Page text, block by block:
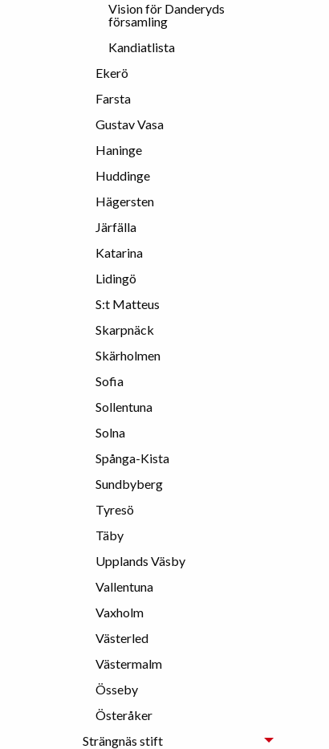
Vision för Danderyds
församling
Kandiatlista
Ekerö
Farsta
Gustav Vasa
Haninge
Huddinge
Hägersten
Järfälla
Katarina
Lidingö
S:t Matteus
Skarpnäck
Skärholmen
Sofia
Sollentuna
Solna
Spånga-Kista
Sundbyberg
Tyresö
Täby
Upplands Väsby
Vallentuna
Vaxholm
Västerled
Västermalm
Össeby
Österåker
Strängnäs stift